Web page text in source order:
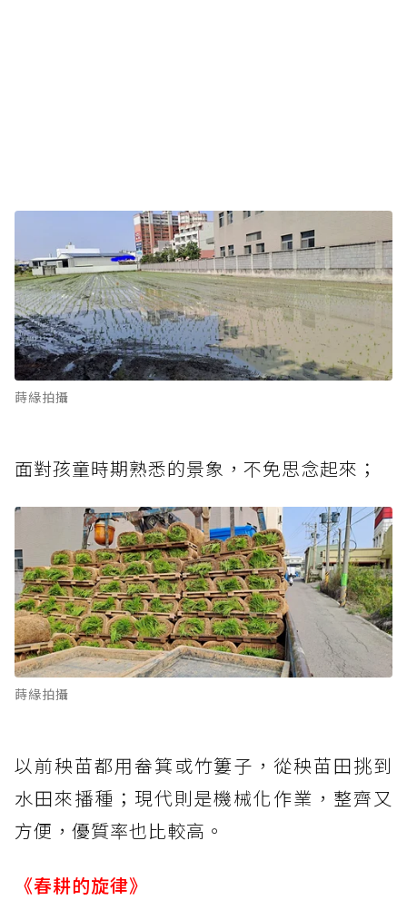
蒔緣拍攝
面對孩童時期熟悉的景象，不免思念起來；
蒔緣拍攝
以前秧苗都用畚箕或竹簍子，從秧苗田挑到
水田來播種；現代則是機械化作業，整齊又
方便，優質率也比較高。
《春耕的旋律》